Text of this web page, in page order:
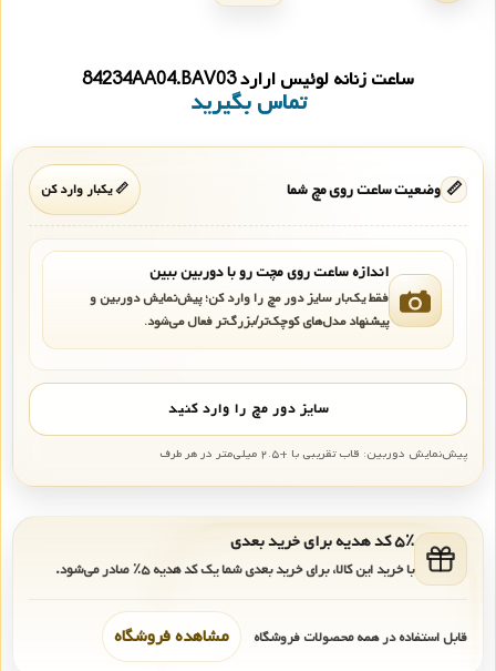
ساعت زنانه لوئیس ارارد 84234AA04.BAV03
تماس بگیرید
📏 وضعیت ساعت روی مچ شما 📏 یکبار وارد کن
اندازه ساعت روی مچت رو با دوربین ببین
فقط یک‌بار سایز دور مچ را وارد کن؛ پیش‌نمایش دوربین و
پیشنهاد مدل‌های کوچک‌تر/بزرگ‌تر فعال می‌شود.
سایز دور مچ را وارد کنید
پیش‌نمایش دوربین: قاب تقریبی با +۲.۵ میلی‌متر در هر طرف
۵٪ کد هدیه برای خرید بعدی
با خرید این کالا، برای خرید بعدی شما یک کد هدیه۵٪ صادر می‌شود.
قابل استفاده در همه محصولات فروشگاه مشاهده فروشگاه